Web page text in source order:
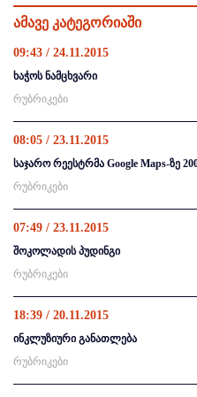
ამავე კატეგორიაში
09:43 / 24.11.2015
ხაჭოს ნამცხვარი
რუბრიკები
08:05 / 23.11.2015
საჯარო რეესტრმა Google Maps-ზე
რუბრიკები
07:49 / 23.11.2015
შოკოლადის პუდინგი
რუბრიკები
18:39 / 20.11.2015
ინკლუზიური განათლება
რუბრიკები